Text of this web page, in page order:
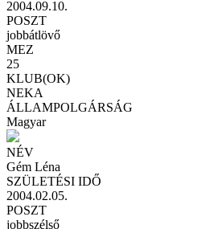
2004.09.10.
POSZT
jobbátlövő
MEZ
25
KLUB(OK)
NEKA
ÁLLAMPOLGÁRSÁG
Magyar
NÉV
Gém Léna
SZÜLETÉSI IDŐ
2004.02.05.
POSZT
jobbszélső